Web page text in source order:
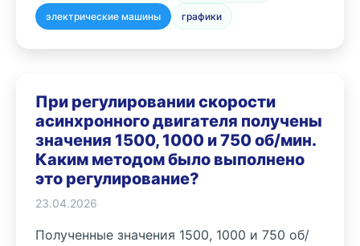
электрические машины графики
При регулировании скорости
асинхронного двигателя получены
значения 1500, 1000 и 750 об/мин.
Каким методом было выполнено
это регулирование?
23.04.2026
Полученные значения 1500, 1000 и 750 об/